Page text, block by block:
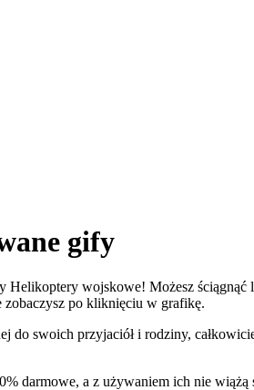
gify
wojskowe! Możesz
po kliknięciu w grafikę.
swoich przyjaciół i rodziny,
a z używaniem ich nie wiążą